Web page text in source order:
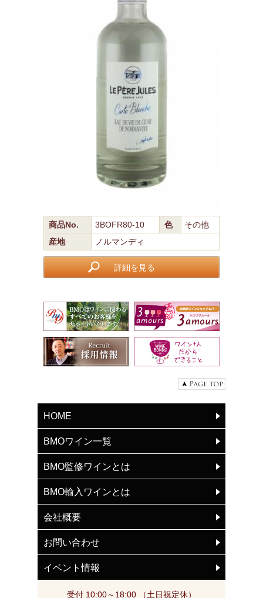
商品No. 3BOFR80-10 色
その他
産地
ノルマンディ
詳細を見る
HOME
BMOワイン一覧
BMO監修ワインとは
BMO輸入ワインとは
会社概要
お問い合わせ
イベント情報
受付 10:00～18:00 （土日祝定休）